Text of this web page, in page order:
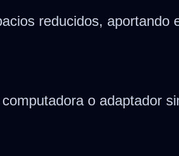
reducidos, aportando
o adaptador